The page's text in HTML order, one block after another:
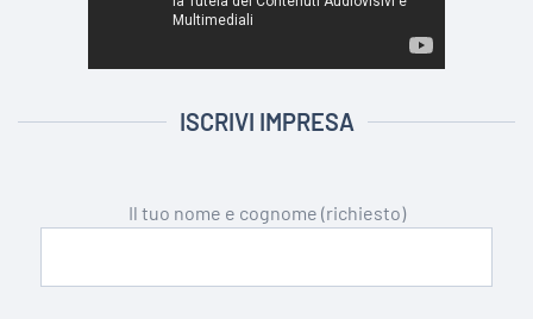
ISCRIVI IMPRESA
Il tuo nome e cognome (richiesto)